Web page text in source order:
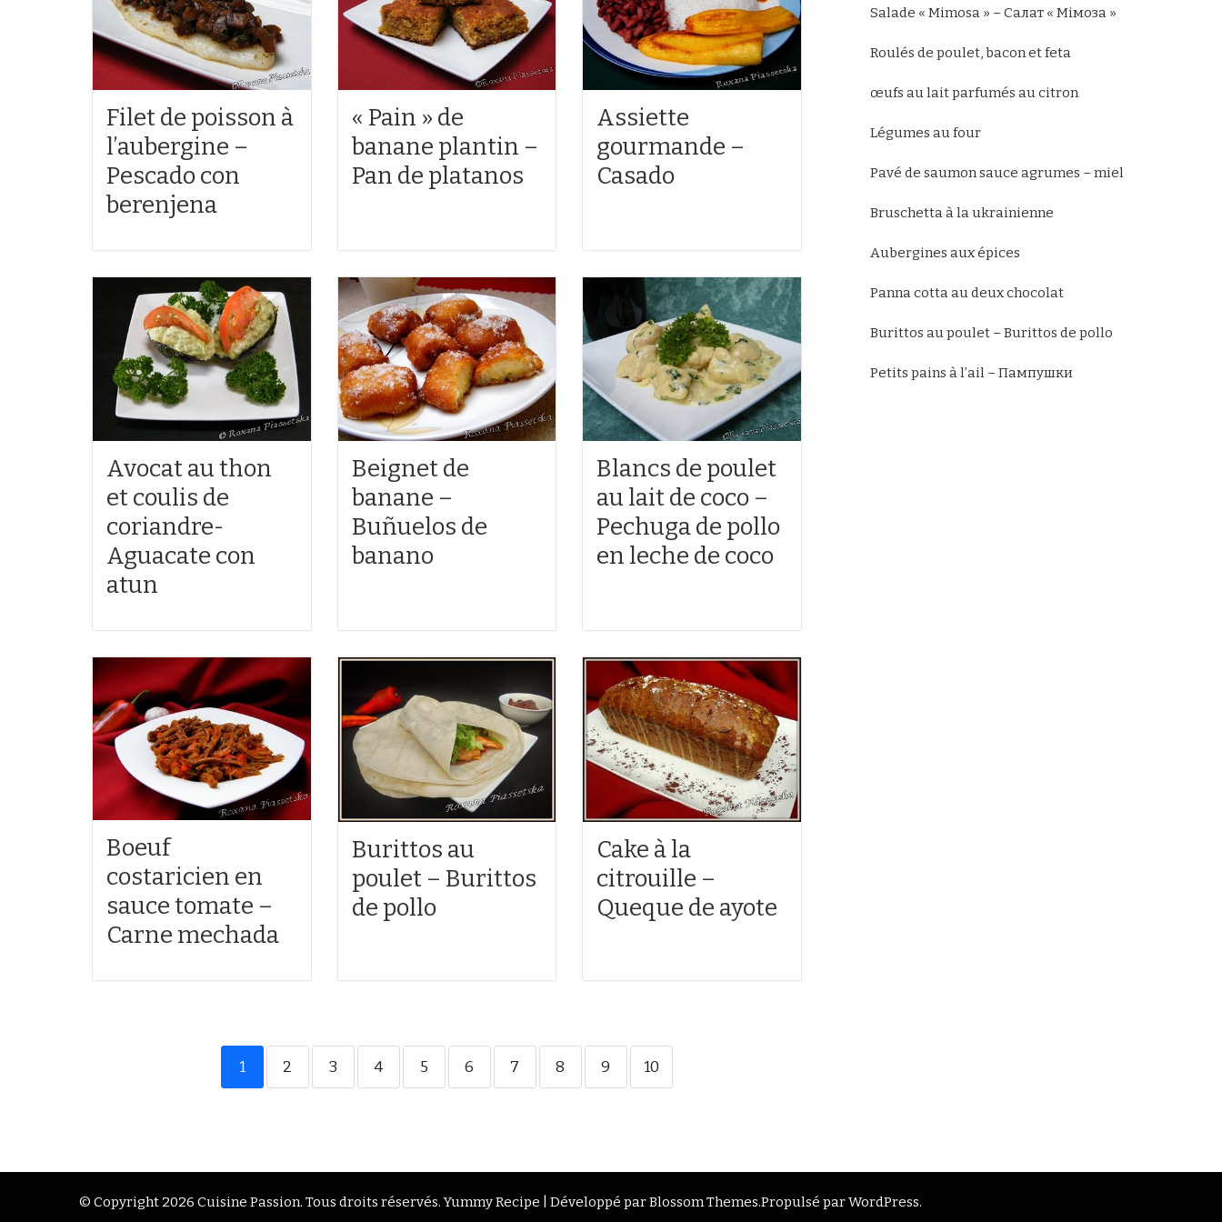
Filet de poisson à
l’aubergine –
Pescado con
berenjena
« Pain » de
banane plantin –
Pan de platanos
Assiette
gourmande –
Casado
Avocat au thon
et coulis de
coriandre-
Aguacate con
atun
Beignet de
banane –
Buñuelos de
banano
Blancs de poulet
au lait de coco –
Pechuga de pollo
en leche de coco
Boeuf
costaricien en
sauce tomate –
Carne mechada
Burittos au
poulet – Burittos
de pollo
Cake à la
citrouille –
Queque de ayote
1 2 3 4 5 6 7 8 9 10
Salade « Mimosa » – Салат « Мімоза »
Roulés de poulet, bacon et feta
œufs au lait parfumés au citron
Légumes au four
Pavé de saumon sauce agrumes – miel
Bruschetta à la ukrainienne
Aubergines aux épices
Panna cotta au deux chocolat
Burittos au poulet – Burittos de pollo
Petits pains à l’ail – Пампушки
© Copyright 2026 Cuisine Passion. Tous droits réservés.Yummy Recipe | Développé parBlossom Themes.Propulsé parWordPress.